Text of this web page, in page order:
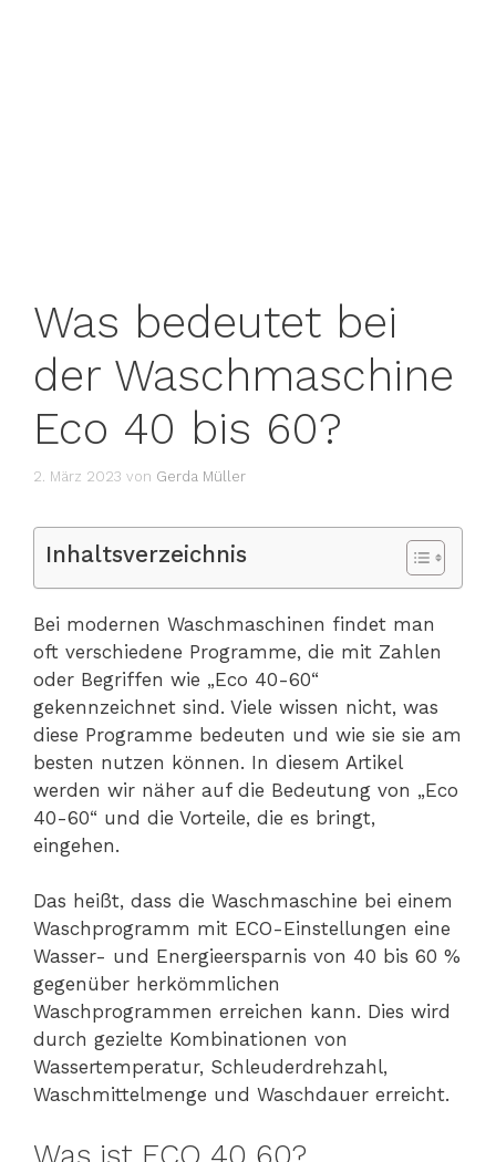
Was bedeutet bei
der Waschmaschine
Eco 40 bis 60?
2. März 2023 von Gerda Müller
Inhaltsverzeichnis
Bei modernen Waschmaschinen findet man
oft verschiedene Programme, die mit Zahlen
oder Begriffen wie „Eco 40-60“
gekennzeichnet sind. Viele wissen nicht, was
diese Programme bedeuten und wie sie sie am
besten nutzen können. In diesem Artikel
werden wir näher auf die Bedeutung von „Eco
40-60“ und die Vorteile, die es bringt,
eingehen.
Das heißt, dass die Waschmaschine bei einem
Waschprogramm mit ECO-Einstellungen eine
Wasser- und Energieersparnis von 40 bis 60 %
gegenüber herkömmlichen
Waschprogrammen erreichen kann. Dies wird
durch gezielte Kombinationen von
Wassertemperatur, Schleuderdrehzahl,
Waschmittelmenge und Waschdauer erreicht.